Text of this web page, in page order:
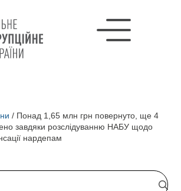
/ Понад 1,65 млн грн повернуто, ще 4
завдяки розслідуванню НАБУ щодо
нардепам